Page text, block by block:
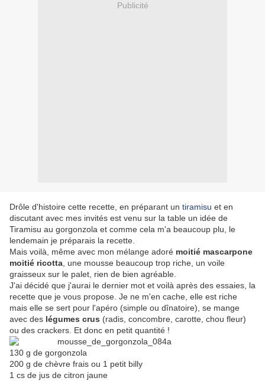
Publicité
Drôle d'histoire cette recette, en préparant un tiramisu et en
discutant avec mes invités est venu sur la table un idée de
Tiramisu au gorgonzola et comme cela m'a beaucoup plu, le
lendemain je préparais la recette.
Mais voilà, même avec mon mélange adoré moitié mascarpone
moitié ricotta , une mousse beaucoup trop riche, un voile
graisseux sur le palet, rien de bien agréable.
J'ai décidé que j'aurai le dernier mot et voilà après des essaies, la
recette que je vous propose. Je ne m'en cache, elle est riche
mais elle se sert pour l'apéro (simple ou dînatoire), se mange
avec des légumes crus (radis, concombre, carotte, chou fleur)
ou des crackers. Et donc en petit quantité !
130 g de gorgonzola
200 g de chèvre frais ou 1 petit billy
1 cs de jus de citron jaune